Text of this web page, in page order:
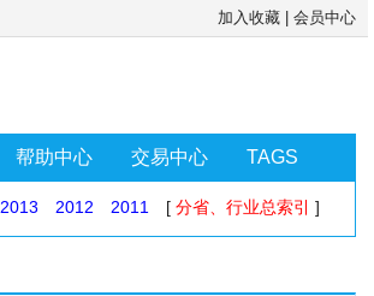
加入收藏 会员中心
帮助中心 交易中心 TAGS
2013 2012 2011 [ 分省、行业总索引 ]